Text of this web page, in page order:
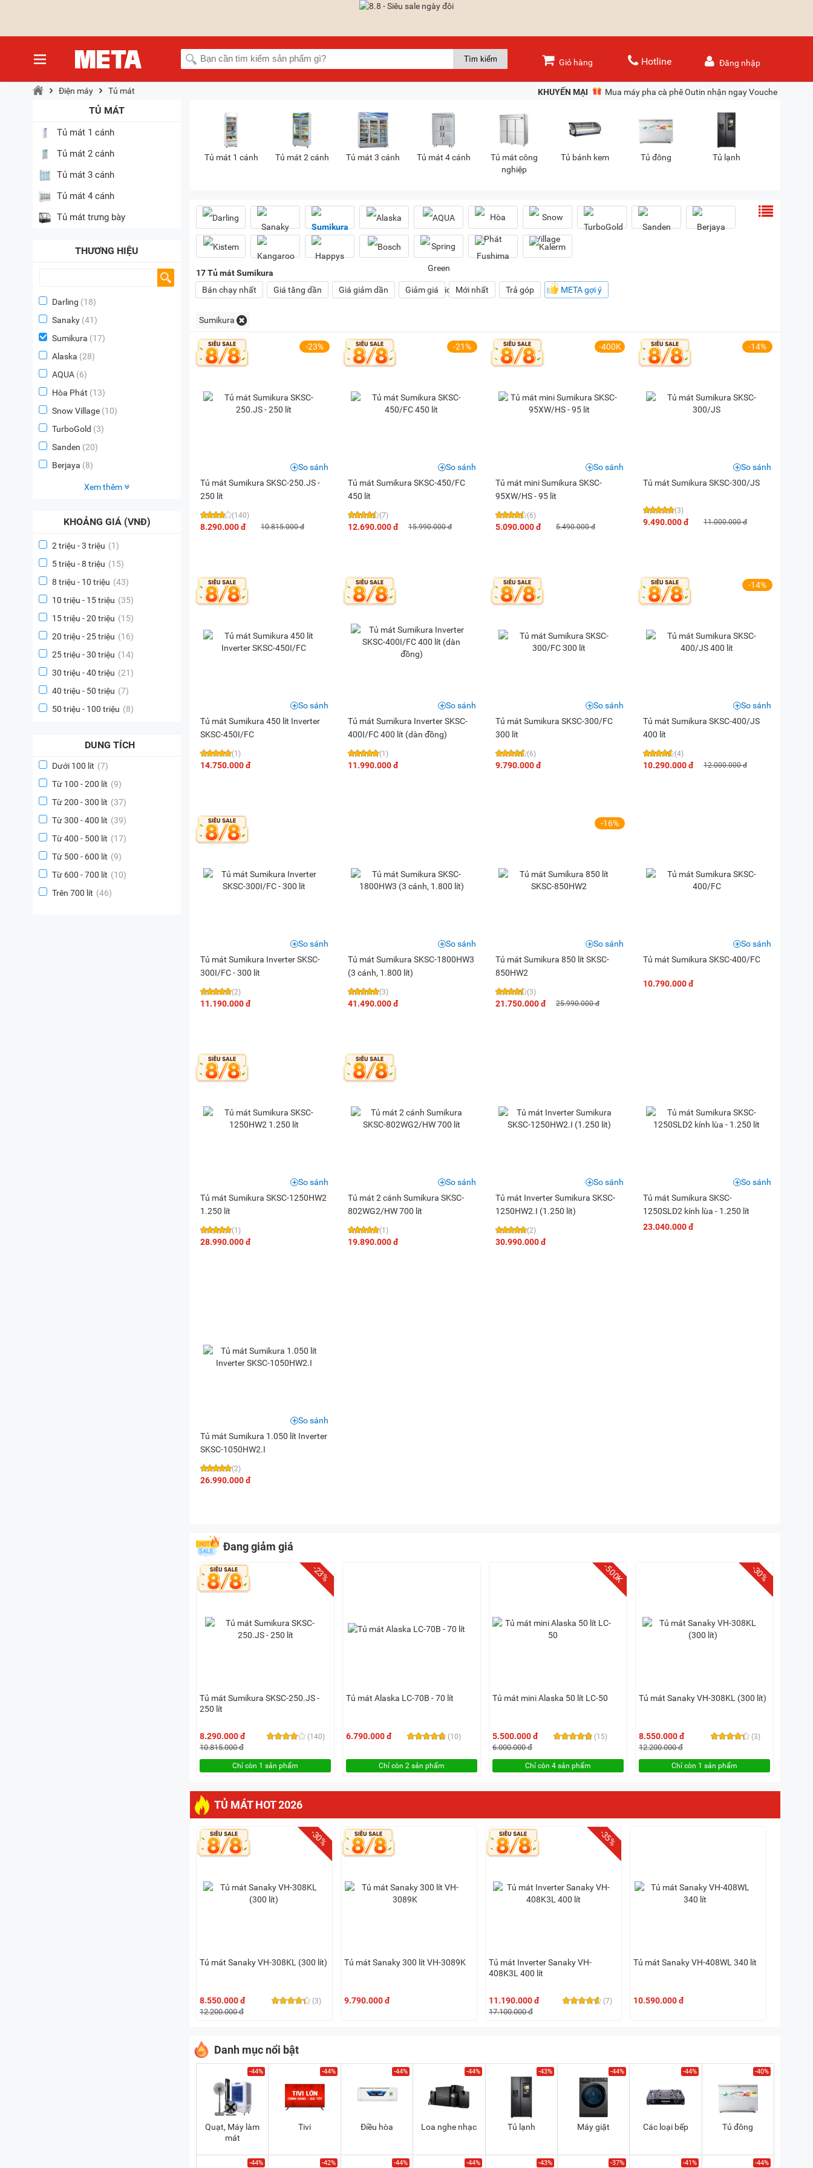
Đăng nhập
Giỏ hàng Hotline
KHUYẾN MẠI Mua máy pha cà phê Outin nhận ngay Voucher
Điện máy Tủ mát
TỦ MÁT
Tủ mát 1 cánh
Tủ mát 2 cánh
Tủ mát 3 cánh
Tủ mát 4 cánh
Tủ mát trưng bày
THƯƠNG HIỆU
Darling (18)
Sanaky (41)
Sumikura (17)
Alaska (28)
AQUA (6)
Hòa Phát (13)
Snow Village (10)
TurboGold (3)
Sanden (20)
Berjaya (8)
Xem thêm
KHOẢNG GIÁ (VNĐ)
2 triệu - 3 triệu (1)
5 triệu - 8 triệu (15)
8 triệu - 10 triệu (43)
10 triệu - 15 triệu (35)
15 triệu - 20 triệu (15)
20 triệu - 25 triệu (16)
25 triệu - 30 triệu (14)
30 triệu - 40 triệu (21)
40 triệu - 50 triệu (7)
50 triệu - 100 triệu (8)
DUNG TÍCH
Dưới 100 lít (7)
Từ 100 - 200 lít (9)
Từ 200 - 300 lít (37)
Từ 300 - 400 lít (39)
Từ 400 - 500 lít (17)
Từ 500 - 600 lít (9)
Từ 600 - 700 lít (10)
Trên 700 lít (46)
Tủ mát 1 cánh Tủ mát 2 cánh Tủ mát 3 cánh Tủ mát 4 cánh
Tủ mát công
nghiệp
Tủ bánh kem Tủ đông Tủ lạnh
17Tủ mát Sumikura
Bán chạy nhất
Giá tăng dần Giá giảm dần Giảm giá Mới nhất Trả góp META gợi ý
Sumikura
-23%
Tủ mát Sumikura SKSC-250.JS -
250 lít
(140)
8.290.000 đ 10.815.000 đ
So sánh
-21%
Tủ mát Sumikura SKSC-450/FC
450 lít
(7)
12.690.000 đ 15.990.000 đ
So sánh
-400K
Tủ mát mini Sumikura SKSC-
95XW/HS - 95 lít
(6)
5.090.000 đ 5.490.000 đ
So sánh
-14%
Tủ mát Sumikura SKSC-300/JS
(3)
9.490.000 đ 11.000.000 đ
So sánh
Tủ mát Sumikura 450 lít Inverter
SKSC-450I/FC
(1)
14.750.000 đ
So sánh
Tủ mát Sumikura Inverter SKSC-
400I/FC 400 lít (dàn đồng)
(1)
11.990.000 đ
So sánh
Tủ mát Sumikura SKSC-300/FC
300 lít
(6)
9.790.000 đ
So sánh
-14%
Tủ mát Sumikura SKSC-400/JS
400 lít
(4)
10.290.000 đ 12.000.000 đ
So sánh
Tủ mát Sumikura Inverter SKSC-
300I/FC - 300 lít
(2)
11.190.000 đ
So sánh
Tủ mát Sumikura SKSC-1800HW3
(3 cánh, 1.800 lít)
(3)
41.490.000 đ
So sánh
-16%
Tủ mát Sumikura 850 lít SKSC-
850HW2
(3)
21.750.000 đ 25.990.000 đ
So sánh
Tủ mát Sumikura SKSC-400/FC
10.790.000 đ
So sánh
Tủ mát Sumikura SKSC-1250HW2
1.250 lít
(1)
28.990.000 đ
So sánh
Tủ mát 2 cánh Sumikura SKSC-
802WG2/HW 700 lít
(1)
19.890.000 đ
So sánh
Tủ mát Inverter Sumikura SKSC-
1250HW2.I (1.250 lít)
(2)
30.990.000 đ
So sánh
Tủ mát Sumikura SKSC-
1250SLD2 kính lùa - 1.250 lít
23.040.000 đ
So sánh
Tủ mát Sumikura 1.050 lít Inverter
SKSC-1050HW2.I
(2)
26.990.000 đ
So sánh
Đang giảm giá
-23%
Tủ mát Sumikura SKSC-250.JS -
250 lít
(140)
8.290.000 đ
10.815.000 đ
Chỉ còn 1 sản phẩm
Tủ mát Alaska LC-70B - 70 lít
(10)
6.790.000 đ
Chỉ còn 2 sản phẩm
-500K
Tủ mát mini Alaska 50 lít LC-50
(15)
5.500.000 đ
6.000.000 đ
Chỉ còn 4 sản phẩm
-30%
Tủ mát Sanaky VH-308KL (300 lít)
(3)
8.550.000 đ
12.200.000 đ
Chỉ còn 1 sản phẩm
TỦ MÁT HOT 2026
-30%
Tủ mát Sanaky VH-308KL (300 lít)
(3)
8.550.000 đ
12.200.000 đ
Tủ mát Sanaky 300 lít VH-3089K
9.790.000 đ
-35%
Tủ mát Inverter Sanaky VH-
408K3L 400 lít
(7)
11.190.000 đ
17.100.000 đ
Tủ mát Sanaky VH-408WL 340 lít
10.590.000 đ
Danh mục nổi bật
-44%
Quạt, Máy làm
mát
-44%
Tivi
-44%
Điều hòa
-44%
Loa nghe nhạc
-43%
Tủ lạnh
-44%
Máy giặt
-44%
Các loại bếp
-40%
Tủ đông
-44% -42% -44% -44% -43% -37% -41% -44%